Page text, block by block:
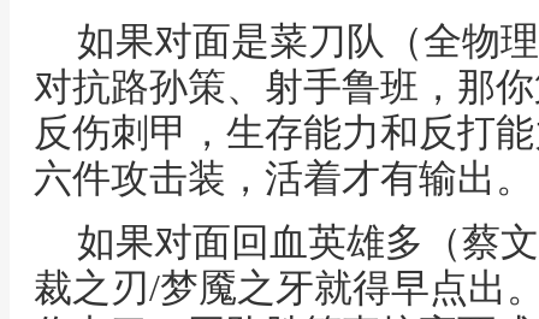
如果对面是菜刀队（全物
对抗路孙策、射手鲁班，那
反伤刺甲，生存能力和反打
六件攻击装，活着才有输出。
如果对面回血英雄多（蔡
裁之刃/梦魇之牙就得早点出